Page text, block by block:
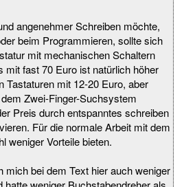
angenehmer Schreiben möchte,
beim Programmieren, sollte sich
mit mechanischen Schaltern
mit fast 70 Euro ist natürlich höher
Tastaturen mit 12-20 Euro, aber
Zwei-Finger-Suchsystem
Preis durch entspanntes schreiben
Für die normale Arbeit mit dem
weniger Vorteile bieten.
mich bei dem Text hier auch weniger